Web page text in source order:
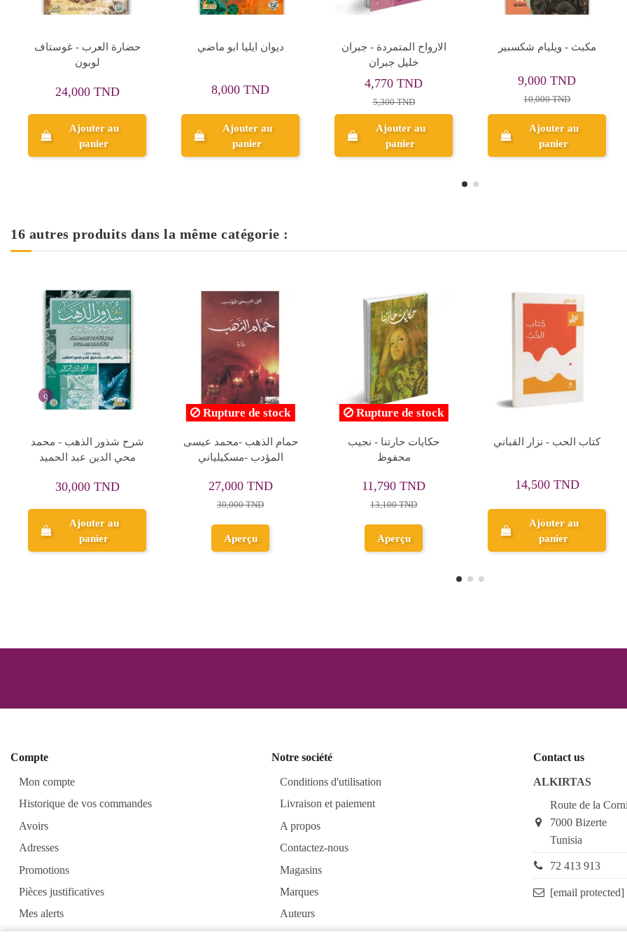
الارواح المتمردة - جبران
خليل جبران
Ajouter au
panier
مكبث - ويليام شكسبير
Ajouter au
panier
العقد الاجتماعى - جان جاك
روسو
5,000 TND
Ajouter au
panier
انساني مفرط في انسانيته
13,050 TND
14,500 TND
Ajouter au
panier
16 autres produits dans la même catégorie :
عين الحمام - ماهر عبد
الرحمان
32,000 TND
Ajouter au
panier
الشمندر - خالد الخميسي -
دار الشروق
Ajouter au
panier
واحة اليعقوب - عمرو عبد
الحميد
Ajouter au
panier
تاريخ اورشليم و البحث عن
63,000 TND
Ajouter au
panier
Compte
Mon compte
Historique de vos commandes
Avoirs
Adresses
Promotions
Pièces justificatives
Mes alerts
Notre société
Conditions d'utilisation
Livraison et paiement
A propos
Contactez-nous
Magasins
Marques
Auteurs
Contact us
ALKIRTAS
Route de la
7000 Bizerte
Tunisia
72 413 913
[email protected]